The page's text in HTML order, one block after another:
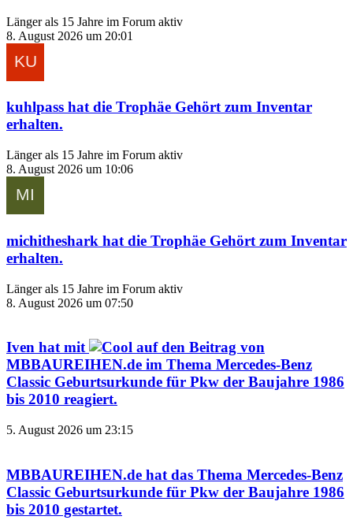
Länger als 15 Jahre im Forum aktiv
8. August 2026 um 20:01
kuhlpass hat die Trophäe Gehört zum Inventar
erhalten.
Länger als 15 Jahre im Forum aktiv
8. August 2026 um 10:06
michitheshark hat die Trophäe Gehört zum Inventar
erhalten.
Länger als 15 Jahre im Forum aktiv
8. August 2026 um 07:50
Iven hat mit
auf den Beitrag von
MBBAUREIHEN.de im Thema Mercedes-Benz
Classic Geburtsurkunde für Pkw der Baujahre 1986
bis 2010 reagiert.
5. August 2026 um 23:15
MBBAUREIHEN.de hat das Thema Mercedes-Benz
Classic Geburtsurkunde für Pkw der Baujahre 1986
bis 2010 gestartet.